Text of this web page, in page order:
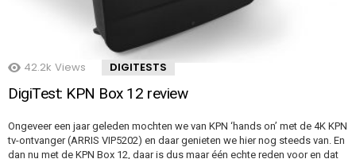
42.2k Views DIGITESTS
DigiTest: KPN Box 12 review
Ongeveer een jaar geleden mochten we van KPN ‘hands on’ met de 4K KPN
tv-ontvanger (ARRIS VIP5202) en daar genieten we hier nog steeds van. En
dan nu met de KPN Box 12, daar is dus maar één echte reden voor en dat